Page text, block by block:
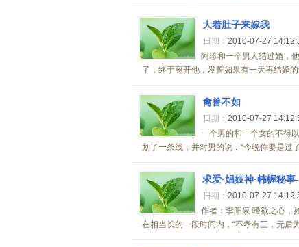
大着肚子来嫁我
日期： 2010-07-27
阿珍和一个男人结过婚，
了，终于离开他，发誓如果有一天再结婚
禽兽不如
日期： 2010-07-27
一个男的和一个女的不得
划了一条线，并对男的说：“今晚你要是过
求爱·娼妓神·帏幄秘
日期： 2010-07-27
作者：李阳泉 嗜欲之心，
在相当长的一段时间内，“不孝有三，无后